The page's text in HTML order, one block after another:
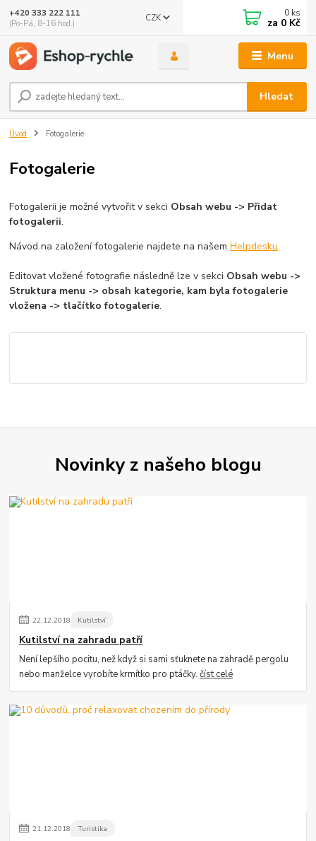
Menu
CZK
Hledat
+420 333 222 111
(Po-Pá, 8-16 hod.)
0 ks
za 0 Kč
Úvod Fotogalerie
Fotogalerie
Fotogalerii je možné vytvořit v sekci Obsah webu -> Přidat
fotogalerii.
Návod na založení fotogalerie najdete na našemHelpdesku.
Editovat vložené fotografie následně lze v sekci Obsah webu ->
Struktura menu -> obsah kategorie, kam byla fotogalerie
vložena -> tlačítko fotogalerie.
Novinky z našeho blogu
22.12.2018 Kutilství
Kutilství na zahradu patří
Není lepšího pocitu, než když si sami sťuknete na zahradě pergolu
nebo manželce vyrobíte krmítko pro ptáčky.číst celé
21.12.2018 Turistika
🤖 Eshop-rychle AI Chatbot
DEMO ukázka integrace Chaterimo do platformy eshop-